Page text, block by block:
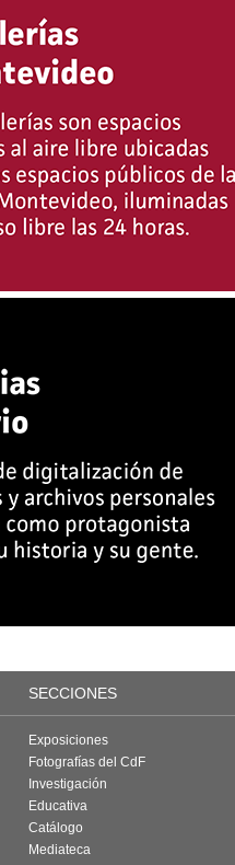
SECCIONES
Exposiciones
Fotografías del CdF
Investigación
Educativa
Catálogo
Mediateca